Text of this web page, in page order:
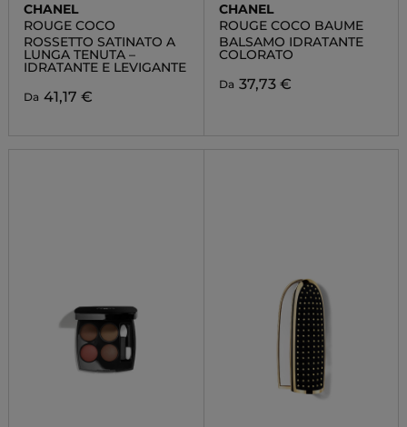
CHANEL
ROUGE COCO
ROSSETTO SATINATO A
LUNGA TENUTA –
IDRATANTE E LEVIGANTE
Da 41,17 €
CHANEL
ROUGE COCO BAUME
BALSAMO IDRATANTE
COLORATO
Da 37,73 €